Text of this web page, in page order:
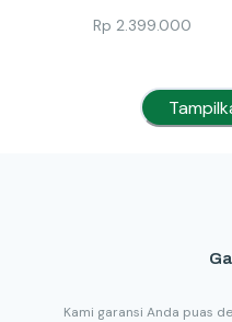
Rp 2.399.000
Kami garansi Anda puas